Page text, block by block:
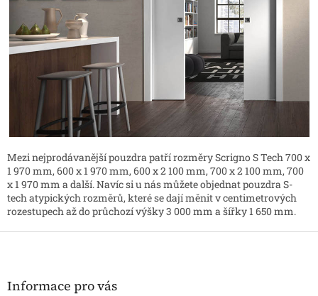
Mezi nejprodávanější pouzdra patří rozměry Scrigno S Tech 700 x
1 970 mm, 600 x 1 970 mm, 600 x 2 100 mm, 700 x 2 100 mm, 700
x 1 970 mm a další. Navíc si u nás můžete objednat pouzdra S-
tech atypických rozměrů, které se dají měnit v centimetrových
rozestupech až do průchozí výšky 3 000 mm a šířky 1 650 mm.
Z
Informace pro vás